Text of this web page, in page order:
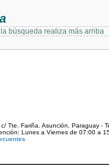
búsqueda realiza más arriba
Tte. Fariña. Asunción, Paraguay -
Lunes a Viernes de 07:00 a